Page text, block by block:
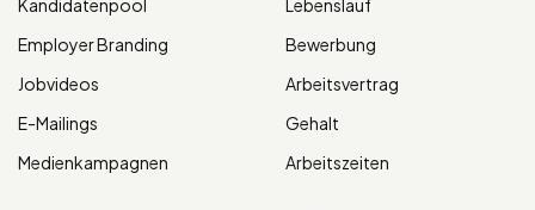
Kandidatenpool
Employer Branding
Jobvideos
E-Mailings
Medienkampagnen
Lebenslauf
Bewerbung
Arbeitsvertrag
Gehalt
Arbeitszeiten